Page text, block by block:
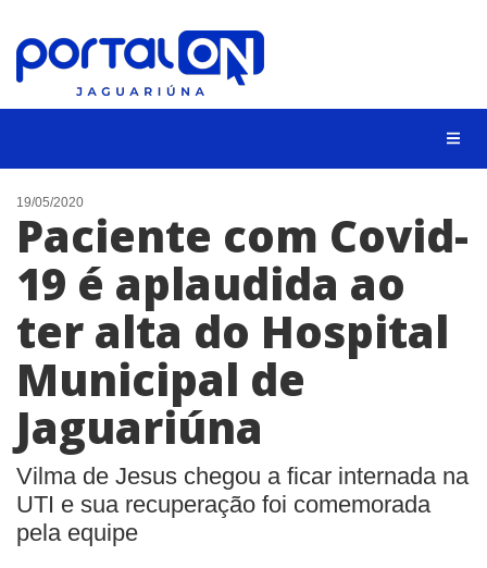
NOTÍCIAS
LISTA DIGITAL
CONTATO
ANUNCIE
19/05/2020
Paciente com Covid-
19 é aplaudida ao
ter alta do Hospital
Municipal de
Jaguariúna
Vilma de Jesus chegou a ficar internada na
UTI e sua recuperação foi comemorada
pela equipe